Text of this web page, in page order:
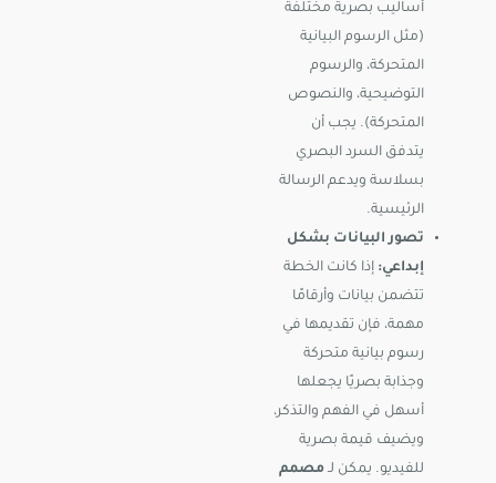
أساليب بصرية مختلفة
(مثل الرسوم البيانية
المتحركة، والرسوم
التوضيحية، والنصوص
المتحركة). يجب أن
يتدفق السرد البصري
بسلاسة ويدعم الرسالة
الرئيسية.
تصور البيانات بشكل
إبداعي: إذا كانت الخطة
تتضمن بيانات وأرقامًا
مهمة، فإن تقديمها في
رسوم بيانية متحركة
وجذابة بصريًا يجعلها
أسهل في الفهم والتذكر،
ويضيف قيمة بصرية
للفيديو. يمكن لـ مصمم